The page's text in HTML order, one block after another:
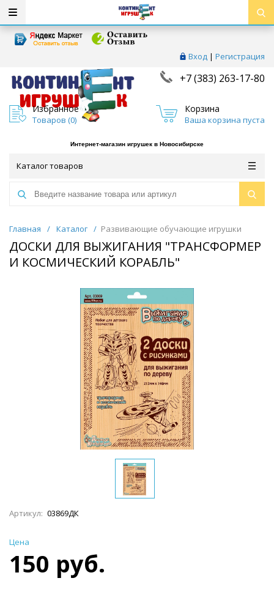
Вход | Регистрация
+7 (383) 263-17-80
Избранное
Товаров (0)
Корзина
Ваша корзина пуста
Интернет-магазин игрушек в Новосибирске
Каталог товаров
Главная / Каталог / Развивающие обучающие игрушки
ДОСКИ ДЛЯ ВЫЖИГАНИЯ "ТРАНСФОРМЕР
И КОСМИЧЕСКИЙ КОРАБЛЬ"
Артикул: 03869ДК
Цена
150 руб.